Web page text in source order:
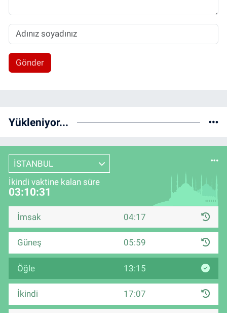
Gönder
Yükleniyor...
İSTANBUL
İkindi vaktine kalan süre
03:10:31
İmsak 04:17
Güneş 05:59
Öğle 13:15
İkindi 17:07